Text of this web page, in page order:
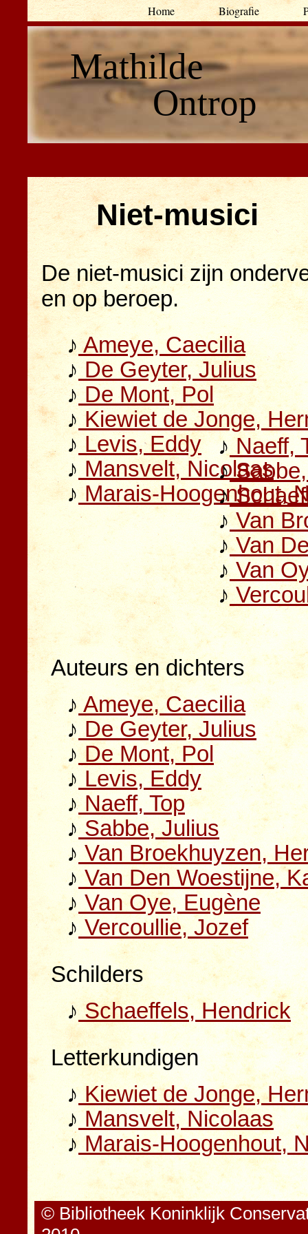
Home Biografie
Mathilde
Ontrop
Niet-musici
De niet-musici zijn
en op beroep.
♪Ameye, Caecilia
♪De Geyter, Julius
♪De Mont, Pol
♪Kiewiet de Jonge,
♪Levis, Eddy
♪Mansvelt, Nicolaas
♪Marais-Hoogenhout,
♪Naeff,
♪
♪
♪Van
♪Van
♪Van
♪
Auteurs en dichters
♪Ameye, Caecilia
♪De Geyter, Julius
♪De Mont, Pol
♪Levis, Eddy
♪Naeff, Top
♪Sabbe, Julius
♪Van Broekhuyzen,
♪Van Den Woestijne,
♪Van Oye, Eugène
♪ Vercoullie, Jozef
Schilders
♪Schaeffels, Hendrick
Letterkundigen
♪Kiewiet de Jonge,
♪Mansvelt, Nicolaas
♪Marais-Hoogenhout,
© Bibliotheek Koninklijk